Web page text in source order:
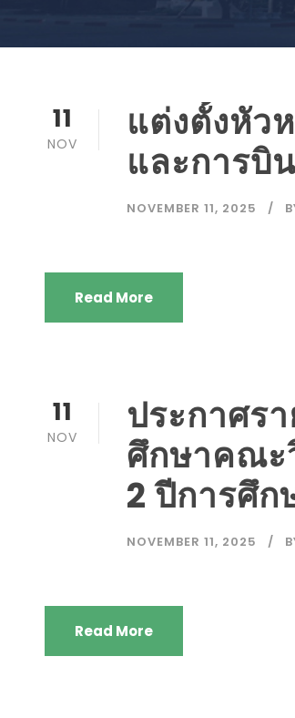
11
NOV
แต่งตั้งหัว
และการบิ
NOVEMBER 11, 2025
Read More
11
NOV
ประกาศร
ศึกษาคณะ
2 ปีการศึก
NOVEMBER 11, 2025
Read More